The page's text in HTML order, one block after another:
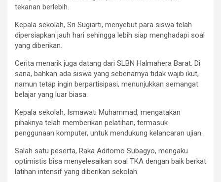
tekanan berlebih.
Kepala sekolah, Sri Sugiarti, menyebut para siswa telah
dipersiapkan jauh hari sehingga lebih siap menghadapi soal
yang diberikan.
Cerita menarik juga datang dari SLBN Halmahera Barat. Di
sana, bahkan ada siswa yang sebenarnya tidak wajib ikut,
namun tetap ingin berpartisipasi, menunjukkan semangat
belajar yang luar biasa.
Kepala sekolah, Ismawati Muhammad, mengatakan
pihaknya telah memberikan pelatihan, termasuk
penggunaan komputer, untuk mendukung kelancaran ujian.
Salah satu peserta, Raka Aditomo Subagyo, mengaku
optimistis bisa menyelesaikan soal TKA dengan baik berkat
latihan intensif yang diberikan sekolah.